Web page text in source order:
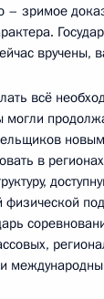
– зримое
вручены,
всё
в
физической